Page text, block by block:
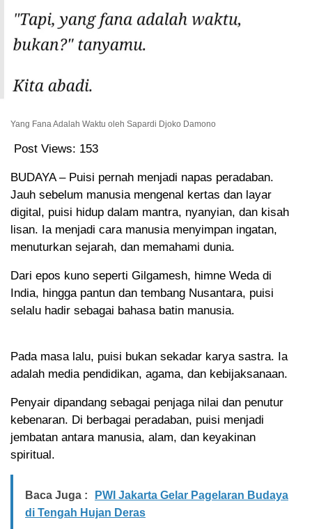
Yang Fana Adalah Waktu oleh Sapardi Djoko Damono
Post Views: 153
BUDAYA – Puisi pernah menjadi napas peradaban.
Jauh sebelum manusia mengenal kertas dan layar
digital, puisi hidup dalam mantra, nyanyian, dan kisah
lisan. Ia menjadi cara manusia menyimpan ingatan,
menuturkan sejarah, dan memahami dunia.
Dari epos kuno seperti Gilgamesh, himne Weda di
India, hingga pantun dan tembang Nusantara, puisi
selalu hadir sebagai bahasa batin manusia.
Pada masa lalu, puisi bukan sekadar karya sastra. Ia
adalah media pendidikan, agama, dan kebijaksanaan.
Penyair dipandang sebagai penjaga nilai dan penutur
kebenaran. Di berbagai peradaban, puisi menjadi
jembatan antara manusia, alam, dan keyakinan
spiritual.
Baca Juga :
PWI Jakarta Gelar Pagelaran Budaya
di Tengah Hujan Deras